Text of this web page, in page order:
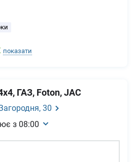
показати
ГАЗ, Foton, JAC
30
з 08:00